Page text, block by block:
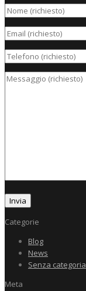
Categorie
Blog
News
Senza categoria
Meta